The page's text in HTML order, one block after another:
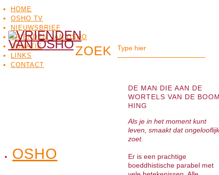
HOME
OSHO TV
NIEUWSBRIEF
VRIENDEN VAN OSHO
DONATIE
LINKS
CONTACT
OSHOOSHO MEDITATIE
DE MAN DIE AAN DE
WORTELS VAN DE
HING
Als je in het moment kunt
leven, smaakt dat ongelooflijk
zoet.
Er is een prachtige
boeddhistische parabel met